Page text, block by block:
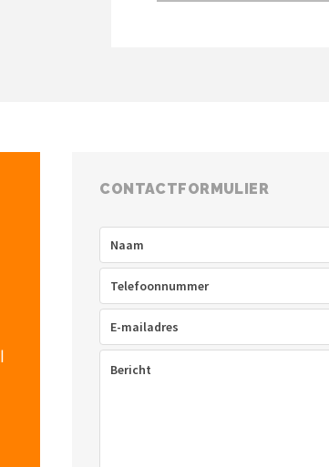
CONTACTFORMULIER
Telefoon
mailadres(Vereist)